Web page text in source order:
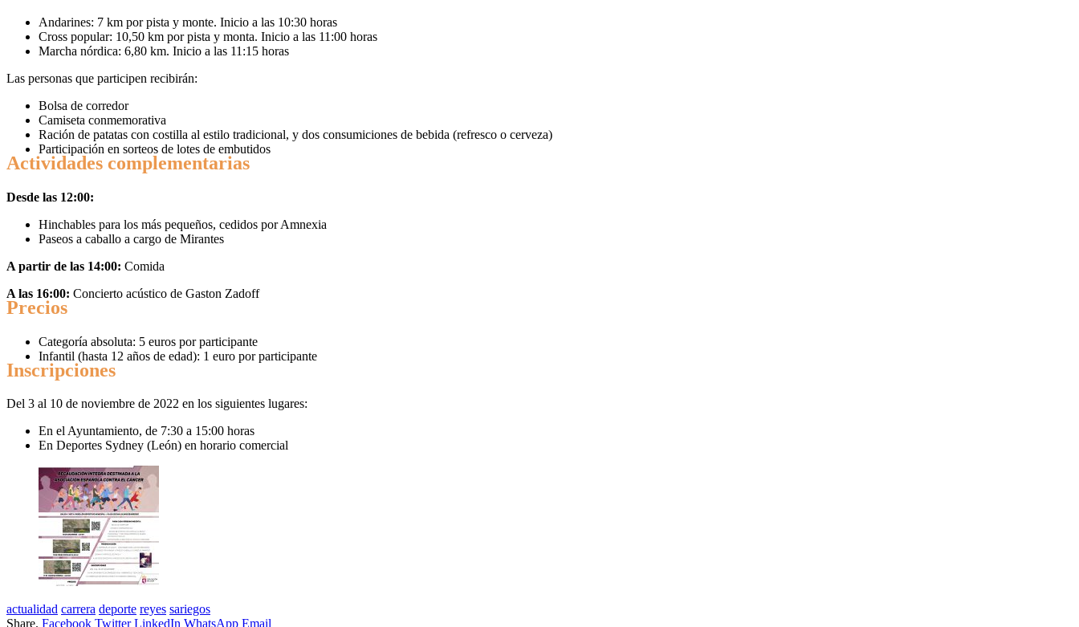
Andarines: 7 km por pista y monte. Inicio a las 10:30 horas
Cross popular: 10,50 km por pista y monta. Inicio a las 11:00 horas
Marcha nórdica: 6,80 km. Inicio a las 11:15 horas
Las personas que participen recibirán:
Bolsa de corredor
Camiseta conmemorativa
Ración de patatas con costilla al estilo tradicional, y dos consumiciones de bebida (refresco o cerveza)
Participación en sorteos de lotes de embutidos
Actividades complementarias
Desde las 12:00:
Hinchables para los más pequeños, cedidos por Amnexia
Paseos a caballo a cargo de Mirantes
A partir de las 14:00: Comida
A las 16:00: Concierto acústico de Gaston Zadoff
Precios
Categoría absoluta: 5 euros por participante
Infantil (hasta 12 años de edad): 1 euro por participante
Inscripciones
Del 3 al 10 de noviembre de 2022 en los siguientes lugares:
En el Ayuntamiento, de 7:30 a 15:00 horas
En Deportes Sydney (León) en horario comercial
actualidad carrera deporte reyes sariegos
Share. Facebook Twitter LinkedIn WhatsApp Email